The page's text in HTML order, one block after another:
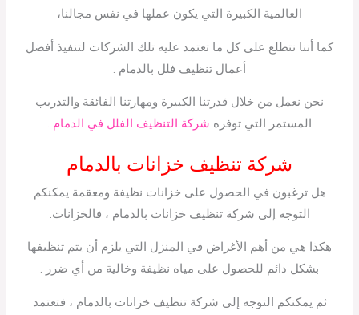
العالمية الكبيرة التي يكون عملها في نفس مجالنا،
كما أننا نتطلع على كل ما تعتمد عليه تلك الشركات لتنفيذ أفضل
أعمال تنظيف فلل بالدمام .
نحن نعمل من خلال قدرتنا الكبيرة ومهارتنا الفائقة والتدريب
المستمر التي توفره شركة التنظيف الفلل في الدمام .
شركة تنظيف خزانات بالدمام
هل ترغبون في الحصول على خزانات نظيفة ومعقمة يمكنكم
التوجه إلى شركة تنظيف خزانات بالدمام ، فالخزانات.
هكذا هي من أهم الأغراض في المنزل التي يلزم أن يتم تنظيفها
بشكل دائم للحصول على مياه نظيفة وخالية من أي ضرر .
ثم يمكنكم التوجه إلى شركة تنظيف خزانات بالدمام ، فتعتمد